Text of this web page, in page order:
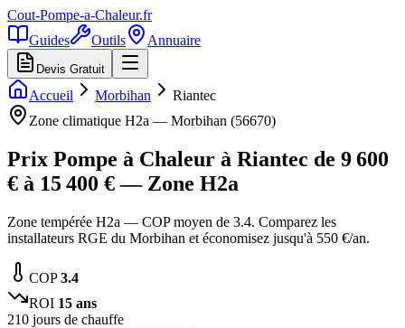
Cout-Pompe-a-Chaleur.fr
Guides
Outils Annuaire
Devis Gratuit
Accueil Morbihan
Riantec
Zone climatique H2a — Morbihan (56670)
Prix Pompe à Chaleur à Riantec de 9 600
€ à 15 400 € — Zone H2a
Zone tempérée H2a — COP moyen de 3.4. Comparez les
installateurs RGE du Morbihan et économisez jusqu'à 550 €/an.
COP3.4
ROI 15 ans
210 jours de chauffe